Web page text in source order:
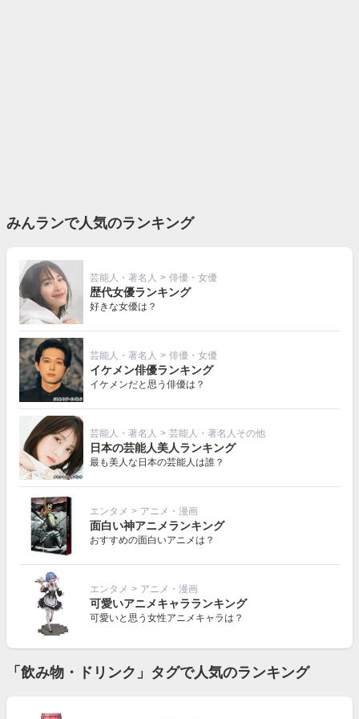
みんランで人気のランキング
芸能人・著名人 > 俳優・女優
歴代女優ランキング
好きな女優は？
芸能人・著名人 > 俳優・女優
イケメン俳優ランキング
イケメンだと思う俳優は？
芸能人・著名人 > 芸能人・著名人その他
日本の芸能人美人ランキング
最も美人な日本の芸能人は誰？
エンタメ > アニメ・漫画
面白い神アニメランキング
おすすめの面白いアニメは？
エンタメ > アニメ・漫画
可愛いアニメキャラランキング
可愛いと思う女性アニメキャラは？
「飲み物・ドリンク」タグで人気のランキング